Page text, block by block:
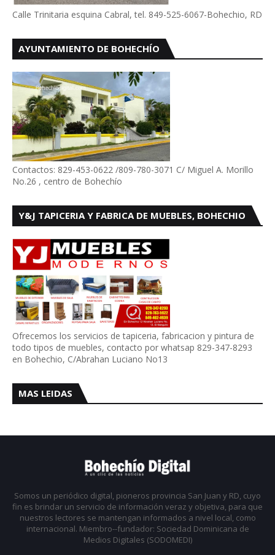
Calle Trinitaria esquina Cabral, tel. 849-525-6067-Bohechio, RD
AYUNTAMIENTO DE BOHECHÍO
Contactos: 829-453-0622 /809-780-3071 C/ Miguel A. Morillo
No.26 , centro de Bohechío
Y&J TAPICERIA Y FABRICA DE MUEBLES, BOHECHIO
Ofrecemos los servicios de tapiceria, fabricacion y pintura de
todo tipos de muebles, contacto por whatsap 829-347-8293
en Bohechio, C/Abrahan Luciano No13
MAS LEIDAS
Somos un periódico digital, pioneros provincia San Juan y RD, cuyo
fin es brindar un servicio de información veraz y objetiva, para que
nuestros lectores se mantengan informados a nivel local, como
internacional. Miembro--fundador: Sociedad Dominicana de
Medios Digitales (SODOMEDI)